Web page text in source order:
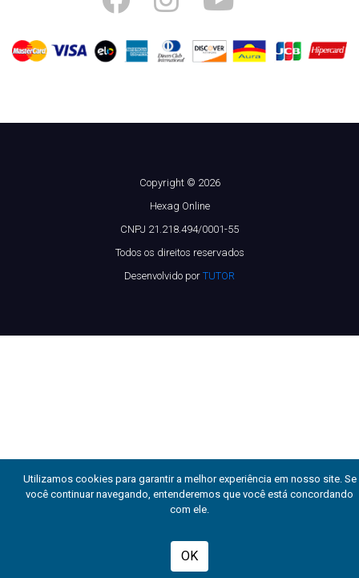
Copyright © 2026
Hexag Online
CNPJ 21.218.494/0001-55
Todos os direitos reservados
Desenvolvido por TUTOR
Utilizamos cookies para garantir a melhor experiência em nosso site. Se
você continuar navegando, entenderemos que você está concordando
com ele.
OK